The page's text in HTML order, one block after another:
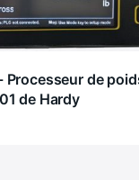
Processeur de
de Hardy